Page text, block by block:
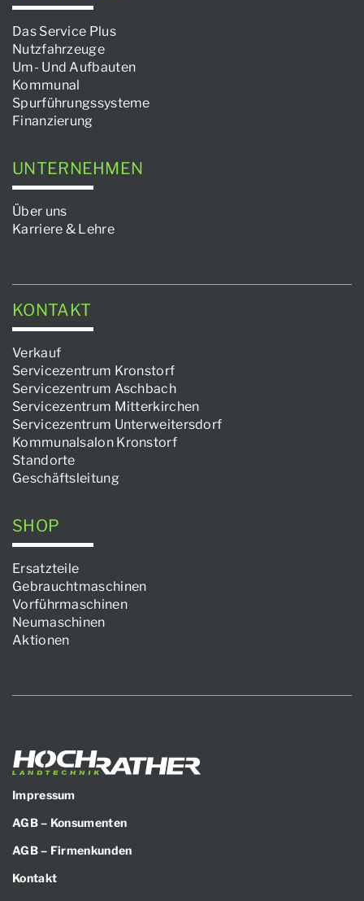
Das Service Plus
Nutzfahrzeuge
Um- Und Aufbauten
Kommunal
Spurführungssysteme
Finanzierung
UNTERNEHMEN
Über uns
Karriere & Lehre
KONTAKT
Verkauf
Servicezentrum Kronstorf
Servicezentrum Aschbach
Servicezentrum Mitterkirchen
Servicezentrum Unterweitersdorf
Kommunalsalon Kronstorf
Standorte
Geschäftsleitung
SHOP
Ersatzteile
Gebrauchtmaschinen
Vorführmaschinen
Neumaschinen
Aktionen
Impressum
AGB – Konsumenten
AGB – Firmenkunden
Kontakt